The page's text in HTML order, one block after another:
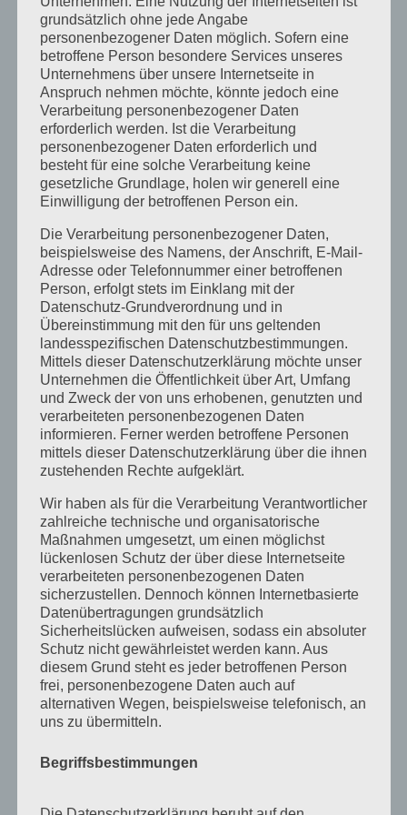
Mai 2020
April 2020
März 2020
August 2019
Juni 2019
April 2019
November 2018
August 2018
Juli 2018
Mai 2018
April 2018
August 2017
Juli 2017
Juni 2017
August 2016
November 2015
September 2015
August 2015
Juli 2015
Mai 2015
April 2015
August 2014
Juli 2014
Juni 2014
grundsätzlich ohne jede Angabe
personenbezogener Daten möglich. Sofern eine
betroffene Person besondere Services unseres
Unternehmens über unsere Internetseite in
Anspruch nehmen möchte, könnte jedoch eine
Verarbeitung personenbezogener Daten
erforderlich werden. Ist die Verarbeitung
personenbezogener Daten erforderlich und
besteht für eine solche Verarbeitung keine
gesetzliche Grundlage, holen wir generell eine
Einwilligung der betroffenen Person ein.
Die Verarbeitung personenbezogener Daten,
beispielsweise des Namens, der Anschrift, E-Mail-
Adresse oder Telefonnummer einer betroffenen
Person, erfolgt stets im Einklang mit der
Datenschutz-Grundverordnung und in
Übereinstimmung mit den für uns geltenden
landesspezifischen Datenschutzbestimmungen.
Mittels dieser Datenschutzerklärung möchte unser
Unternehmen die Öffentlichkeit über Art, Umfang
und Zweck der von uns erhobenen, genutzten und
verarbeiteten personenbezogenen Daten
informieren. Ferner werden betroffene Personen
mittels dieser Datenschutzerklärung über die ihnen
zustehenden Rechte aufgeklärt.
Wir haben als für die Verarbeitung Verantwortlicher
zahlreiche technische und organisatorische
Maßnahmen umgesetzt, um einen möglichst
lückenlosen Schutz der über diese Internetseite
verarbeiteten personenbezogenen Daten
sicherzustellen. Dennoch können Internetbasierte
Datenübertragungen grundsätzlich
Sicherheitslücken aufweisen, sodass ein absoluter
Schutz nicht gewährleistet werden kann. Aus
diesem Grund steht es jeder betroffenen Person
frei, personenbezogene Daten auch auf
alternativen Wegen, beispielsweise telefonisch, an
uns zu übermitteln.
Begriffsbestimmungen